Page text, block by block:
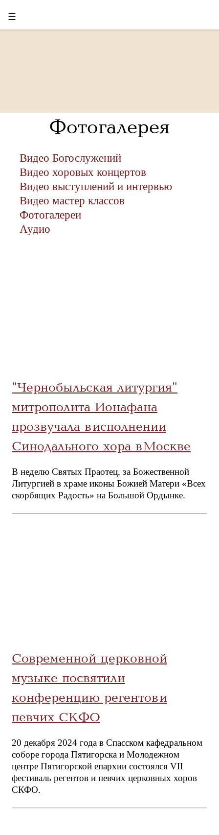
☰
Фотогалерея
Видео Богослужений
Видео хоровых концертов
Видео выступлений и интервью
Видео мастер классов
Фотогалереи
Аудио
"Чернобыльская литургия"
митрополита Ионафана
прозвучала в исполнении
Синодального хора в Москве
В неделю Святых Праотец, за Божественной
Литургией в храме иконы Божией Матери «Всех
скорбящих Радость» на Большой Ордынке.
Современной церковной
музыке посвятили
конференцию регентов и
певчих СКФО
20 декабря 2024 года в Спасском кафедральном
соборе города Пятигорска и Молодежном
центре Пятигорской епархии состоялся VII
фестиваль регентов и певчих церковных хоров
СКФО.